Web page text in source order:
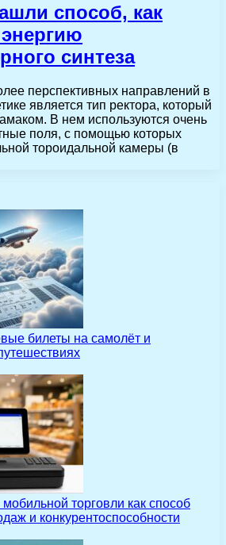
способ, как
синтеза
перспективных направлений в
является тип ректора, который
В нем используются очень
поля, с помощью которых
тороидальной камеры (в
билеты на самолёт и
торговли как способ
и конкурентоспособности